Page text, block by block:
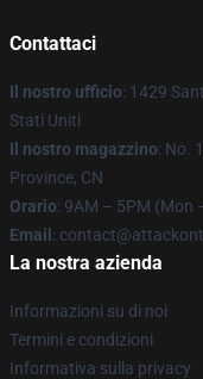
Contattaci
Il nostro ufficio: 1429
Stati Uniti
Il nostro magazzino: No.
Province, CN
Orario: 9AM – 5PM (Mon
Email :
La nostra azienda
Informazioni su di noi
Termini e condizioni
Informativa sulla privacy